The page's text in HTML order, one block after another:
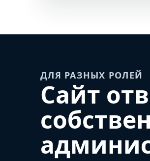
ДЛЯ РАЗНЫХ РОЛЕЙ
Сайт